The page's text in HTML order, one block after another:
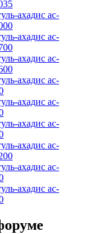
ахадис ас-
ахадис ас-
ахадис ас-
ахадис ас-
ахадис ас-
ахадис ас-
ахадис ас-
ахадис ас-
ахадис ас-